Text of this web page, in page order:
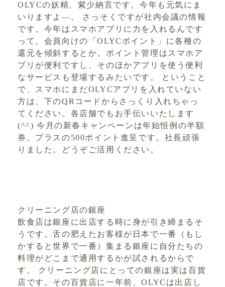
OLYCの妖精、紫少納言です。今年も元気にま
いりますよ―。 さっそくですが社内会議の情報
です。今年はスマホアプリに力を入れるんです
って。会員向けの「OLYCポイント」に各種の
還元を傾斜するとか。ポイント管理はスマホア
プリが便利ですし、そのほかアプリを使う便利
なサービスも登場するみたいです。 ということ
で、スマホにまだOLYCアプリを入れていない
方は、下のQRコードからさっくり入れちゃっ
てください。各店舗でもお手伝いいたします
(^^) 今月の新春キャンペーンは年始恒例の半額
券。プラスの500ポイント進呈です。社長頑張
りました。どうぞご活用ください。
クリーニング店の銀座
飲食店は銀座に出店する時に身が引き締まるそ
うです。舌の肥えたお客様が日本で一番（もし
かすると世界で一番）集まる銀座に自分たちの
料理がどこまで通用するかが試されるからで
す。 クリーニング店にとっての銀座は実は百貨
店です。その百貨店に一年前、OLYCは出店し